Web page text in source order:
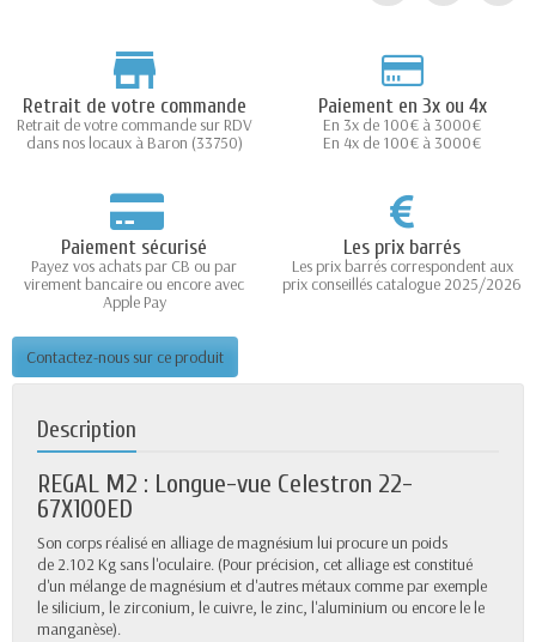
Retrait de votre commande
Retrait de votre commande sur RDV
dans nos locaux à Baron (33750)
Paiement en 3x ou 4x
En 3x de 100€ à 3000€
En 4x de 100€ à 3000€
Paiement sécurisé
Payez vos achats par CB ou par
virement bancaire ou encore avec
Apple Pay
Les prix barrés
Les prix barrés correspondent aux
prix conseillés catalogue 2025/2026
Contactez-nous sur ce produit
Description
REGAL M2 : Longue-vue Celestron 22-
67X100ED
Son corps réalisé en alliage de magnésium lui procure un poids
de 2.102 Kg sans l'oculaire. (Pour précision, cet alliage est constitué
d'un mélange de magnésium et d'autres métaux comme par exemple
le silicium, le zirconium, le cuivre, le zinc, l'aluminium ou encore le le
manganèse).